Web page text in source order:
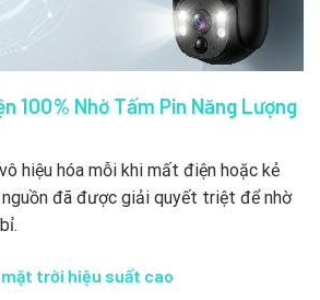
100% Nhờ Tấm Pin Năng Lượng
hiệu hóa mỗi khi mất điện hoặc kẻ
đã được giải quyết triệt để nhờ
trời hiệu suất cao